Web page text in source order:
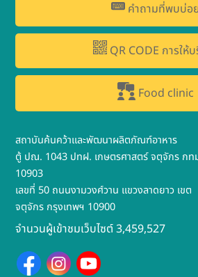
คำถามที่พบบ่อ
QR CODE การให้บ
Food clinic
สถาบันค้นคว้าและพัฒนาผลิตภัณฑ์อาหาร
ตู้ ปณ. 1043 ปทฝ. เกษตรศาสตร์ จตุจักร กท
10903
เลขที่ 50 ถนนงามวงศ์วาน แขวงลาดยาว เขต
จตุจักร กรุงเทพฯ 10900
จำนวนผู้เข้าชมเว็บไซต์ 3,459,527